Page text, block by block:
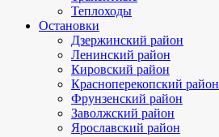
Теплоходы
Остановки
Дзержинский район
Ленинский район
Кировский район
Красноперекопский район
Фрунзенский район
Заволжский район
Ярославский район